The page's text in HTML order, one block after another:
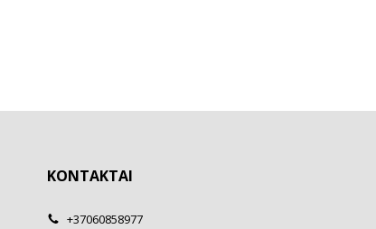
KONTAKTAI
+37060858977